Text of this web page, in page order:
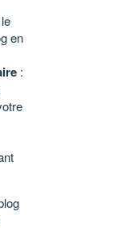
en
: